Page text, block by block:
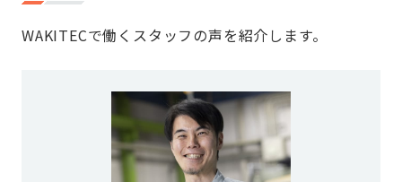
WAKITECで働くスタッフの声を紹介します。